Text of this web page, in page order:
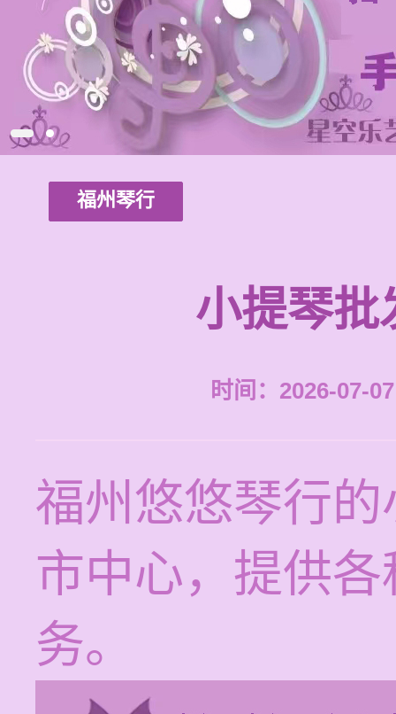
福州琴行
小提琴批
时间：2026-07-
福州悠悠琴行
市中心，提供
务。